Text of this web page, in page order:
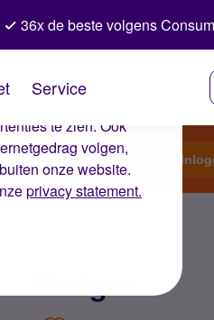
je ervaring op de
te zien. Ook
volgen,
onze website.
privacy statement.
36x de beste volgens
Service
Start een topic